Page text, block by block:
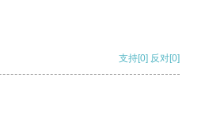
支持[0] 反对[0]